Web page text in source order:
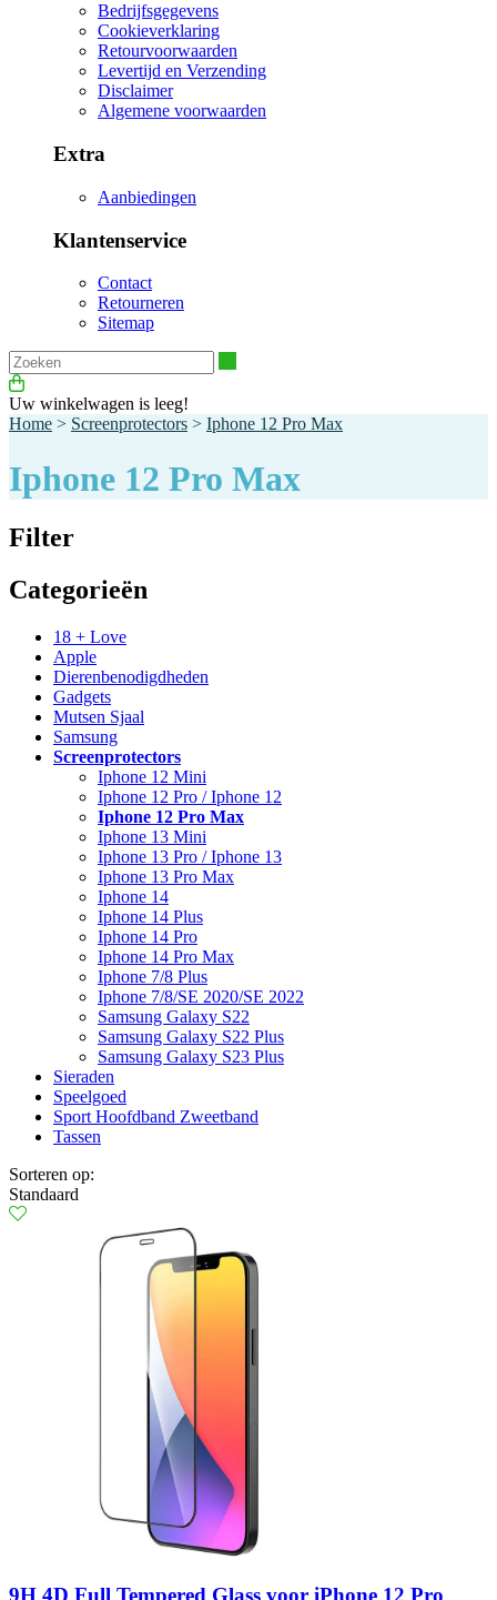
Bedrijfsgegevens
Cookieverklaring
Retourvoorwaarden
Levertijd en Verzending
Disclaimer
Algemene voorwaarden
Extra
Aanbiedingen
Klantenservice
Contact
Retourneren
Sitemap
Uw winkelwagen is leeg!
Home > Screenprotectors > Iphone 12 Pro Max
Iphone 12 Pro Max
Filter
Categorieën
18 + Love
Apple
Dierenbenodigdheden
Gadgets
Mutsen Sjaal
Samsung
Screenprotectors
Iphone 12 Mini
Iphone 12 Pro / Iphone 12
Iphone 12 Pro Max
Iphone 13 Mini
Iphone 13 Pro / Iphone 13
Iphone 13 Pro Max
Iphone 14
Iphone 14 Plus
Iphone 14 Pro
Iphone 14 Pro Max
Iphone 7/8 Plus
Iphone 7/8/SE 2020/SE 2022
Samsung Galaxy S22
Samsung Galaxy S22 Plus
Samsung Galaxy S23 Plus
Sieraden
Speelgoed
Sport Hoofdband Zweetband
Tassen
Sorteren op:
Standaard
9H 4D Full Tempered Glass voor iPhone 12 Pro